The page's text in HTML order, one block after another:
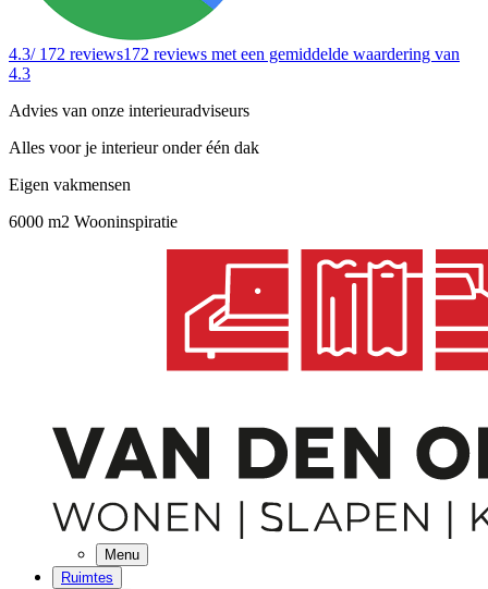
4.3/ 172 reviews172 reviews met een gemiddelde waardering van
4.3
Advies van onze interieuradviseurs
Alles voor je interieur onder één dak
Eigen vakmensen
6000 m2 Wooninspiratie
Menu
Ruimtes